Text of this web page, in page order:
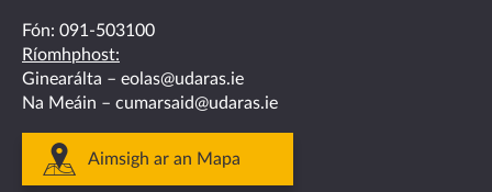
Fón: 091-503100
Ríomhphost:
Ginearálta – eolas@udaras.ie
Na Meáin – cumarsaid@udaras.ie
Aimsigh ar an Mapa